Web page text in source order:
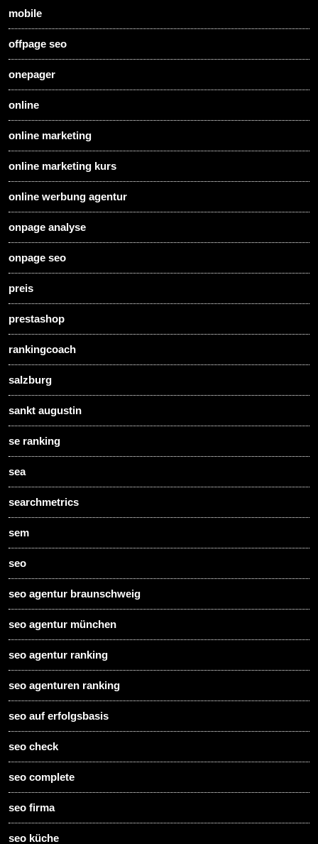
mobile
offpage seo
onepager
online
online marketing
online marketing kurs
online werbung agentur
onpage analyse
onpage seo
preis
prestashop
rankingcoach
salzburg
sankt augustin
se ranking
sea
searchmetrics
sem
seo
seo agentur braunschweig
seo agentur münchen
seo agentur ranking
seo agenturen ranking
seo auf erfolgsbasis
seo check
seo complete
seo firma
seo küche